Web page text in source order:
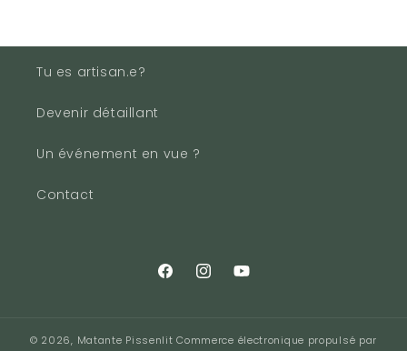
Tu es artisan.e?
Devenir détaillant
Un événement en vue ?
Contact
FacebookInstagramYouTube
© 2026, Matante Pissenlit Commerce électronique propulsé par